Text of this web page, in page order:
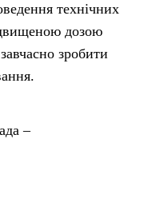
технічних
дозою
зробити
–